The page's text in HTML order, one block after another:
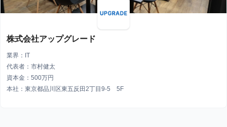
株式会社アップグレード
業界：IT
代表者：市村健太
資本金：500万円
本社：東京都品川区東五反田2丁目9-5 5F